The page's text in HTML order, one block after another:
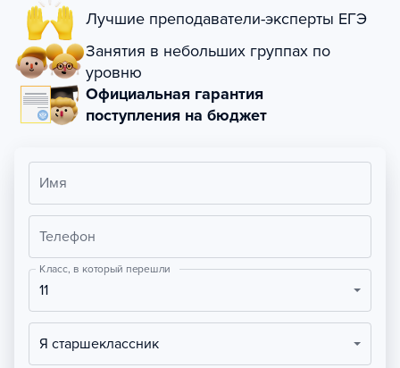
Лучшие преподаватели-эксперты ЕГЭ
Занятия в небольших группах по
уровню
Официальная гарантия
поступления на бюджет
Имя
Телефон
Класс, в который перешли
11
Я старшеклассник